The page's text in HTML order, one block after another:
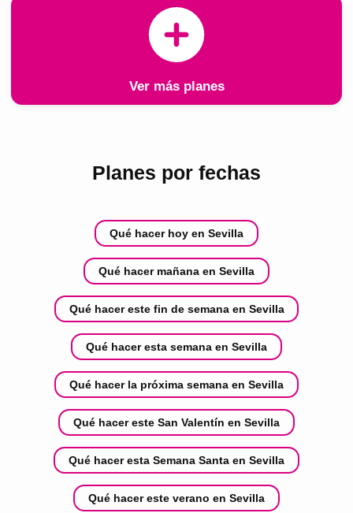
Ver más planes
Planes por fechas
Qué hacer hoy en Sevilla
Qué hacer mañana en Sevilla
Qué hacer este fin de semana en Sevilla
Qué hacer esta semana en Sevilla
Qué hacer la próxima semana en Sevilla
Qué hacer este San Valentín en Sevilla
Qué hacer esta Semana Santa en Sevilla
Qué hacer este verano en Sevilla